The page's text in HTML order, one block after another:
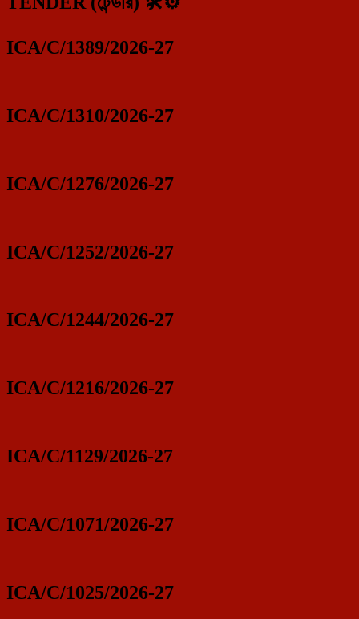
ICA/C/1389/2026-27
ICA/C/1310/2026-27
ICA/C/1276/2026-27
ICA/C/1252/2026-27
ICA/C/1244/2026-27
ICA/C/1216/2026-27
ICA/C/1129/2026-27
ICA/C/1071/2026-27
ICA/C/1025/2026-27